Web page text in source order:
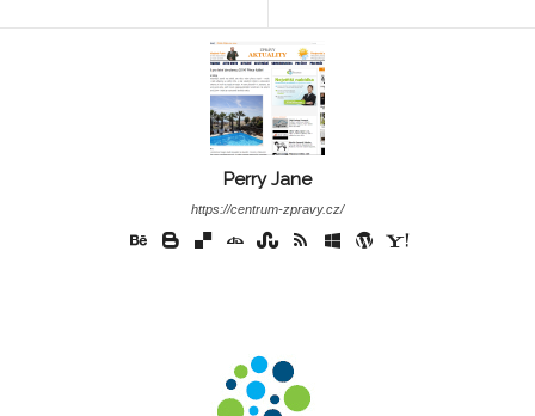
Perry Jane
https://centrum-zpravy.cz/